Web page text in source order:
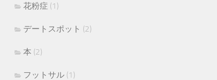
花粉症 (1)
デートスポット (2)
本 (2)
フットサル (1)